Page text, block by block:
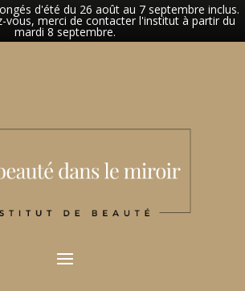
d'été du 26 août au 7 septembre inclus.
vous, merci de contacter l'institut à partir du
mardi 8 septembre.